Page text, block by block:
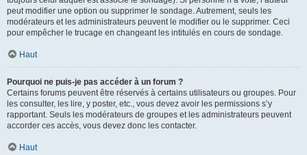
peut modifier une option ou supprimer le sondage. Autrement, seuls les
modérateurs et les administrateurs peuvent le modifier ou le supprimer. Ceci
pour empêcher le trucage en changeant les intitulés en cours de sondage.
Haut
Pourquoi ne puis-je pas accéder à un forum ?
Certains forums peuvent être réservés à certains utilisateurs ou groupes. Pour
les consulter, les lire, y poster, etc., vous devez avoir les permissions s’y
rapportant. Seuls les modérateurs de groupes et les administrateurs peuvent
accorder ces accès, vous devez donc les contacter.
Haut